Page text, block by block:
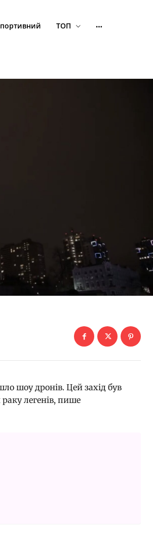
ТОП
шоу дронів. Цей захід був
легенів, пише